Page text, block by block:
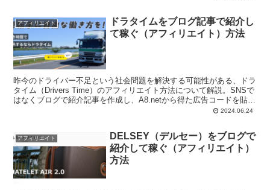
アフィリエイト
ドラタイムをブログ記事で紹介し
て稼ぐ（アフィリエイト）方法
昨今のドライバー不足という社会問題を解決する可能性がある、ドラ
タイム（Drivers Time）のアフィリエイト方法について解説。SNSで
はなくブログで紹介記事を作成し、A8.netから得た広告コードを貼付
2024.06.24
アフィリエイト
DELSEY（デルセー）をブログで
紹介して稼ぐ（アフィリエイト）
方法